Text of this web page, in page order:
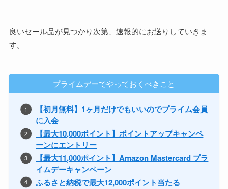
良いセール品が見つかり次第、速報的にお送りしていきま
す。
プライムデーでやっておくべきこと
【初月無料】1ヶ月だけでもいいのでプライム会員
に入会
【最大10,000ポイント】ポイントアップキャンペ
ーンにエントリー
【最大11,000ポイント】Amazon Mastercard プラ
イムデーキャンペーン
ふるさと納税で最大12,000ポイント当たる